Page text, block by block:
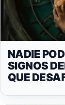
NADIE
SIGNOS
QUE